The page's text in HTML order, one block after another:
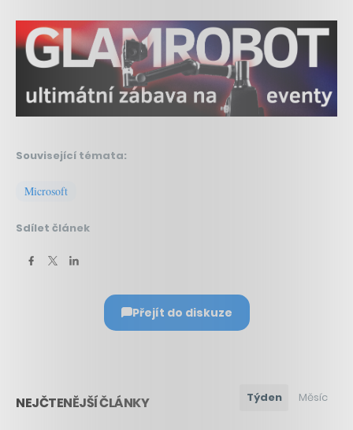
Související témata:
Microsoft
Sdílet článek
Přejít do diskuze
NEJČTENĚJŠÍ ČLÁNKY Týden Měsíc